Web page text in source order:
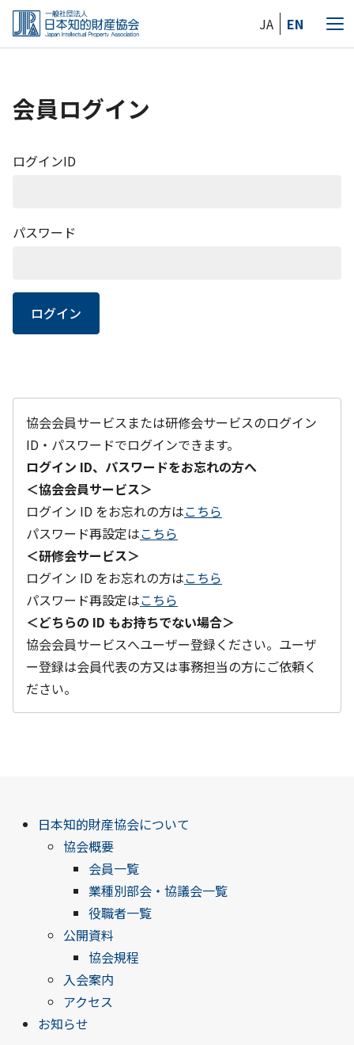
Skip
the
JA EN
メ
会員ログイン
ログインID
パスワード
ログイン
協会会員サービスまたは研修会サービスのログイン
ID・パスワードでログインできます。
ログイン ID、パスワードをお忘れの方へ
＜協会会員サービス＞
ログイン ID をお忘れの方はこちら
パスワード再設定はこちら
＜研修会サービス＞
ログイン ID をお忘れの方はこちら
パスワード再設定はこちら
＜どちらの ID もお持ちでない場合＞
協会会員サービスへユーザー登録ください。ユーザ
ー登録は会員代表の方又は事務担当の方にご依頼く
ださい。
日本知的財産協会について
協会概要
会員一覧
業種別部会・協議会一覧
役職者一覧
公開資料
協会規程
入会案内
アクセス
お知らせ